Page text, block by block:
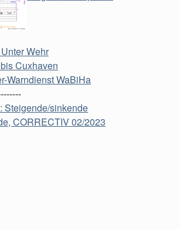
Wehr
Cuxhaven
Warndienst WaBiHa
Steigende/sinkende
CORRECTIV 02/2023